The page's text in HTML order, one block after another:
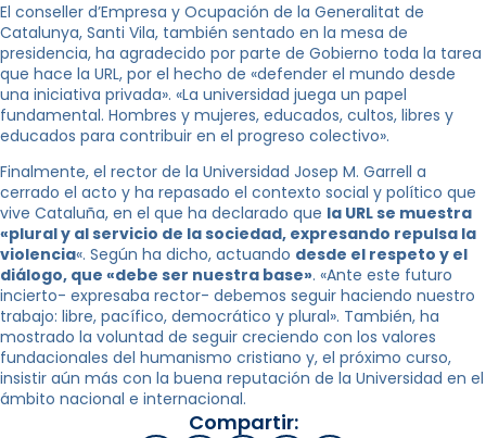
El conseller d’Empresa y Ocupación de la Generalitat de
Catalunya, Santi Vila, también sentado en la mesa de
presidencia, ha agradecido por parte de Gobierno toda la tarea
que hace la URL, por el hecho de «defender el mundo desde
una iniciativa privada». «La universidad juega un papel
fundamental. Hombres y mujeres, educados, cultos, libres y
educados para contribuir en el progreso colectivo».
Finalmente, el rector de la Universidad Josep M. Garrell a
cerrado el acto y ha repasado el contexto social y político que
vive Cataluña, en el que ha declarado que la URL se muestra
«plural y al servicio de la sociedad, expresando repulsa la
violencia«. Según ha dicho, actuando desde el respeto y el
diálogo, que «debe ser nuestra base». «Ante este futuro
incierto- expresaba rector- debemos seguir haciendo nuestro
trabajo: libre, pacífico, democrático y plural». También, ha
mostrado la voluntad de seguir creciendo con los valores
fundacionales del humanismo cristiano y, el próximo curso,
insistir aún más con la buena reputación de la Universidad en el
ámbito nacional e internacional.
Compartir: